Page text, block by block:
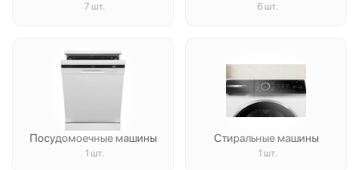
7 шт. 6 шт.
Посудомоечные машины
1 шт.
Стиральные машины
1 шт.